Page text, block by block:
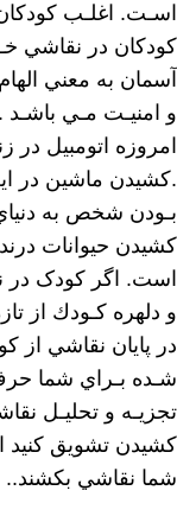
اسـت. اغلـب
كودكان در نقاشي
آسمان به معني
و امنيـت مـي باشـد .
امروزه اتومبیل
.كشيدن ماشين در
بـودن شخص به
كشيدن حيوانات
است. اگر کودک در
و دلهره كـودك از
در پايان نقاشي از
شـده بـراي شما
تجزيـه و تحليـل
كشيدن تشويق كنيد
شما نقاشي بكشند..